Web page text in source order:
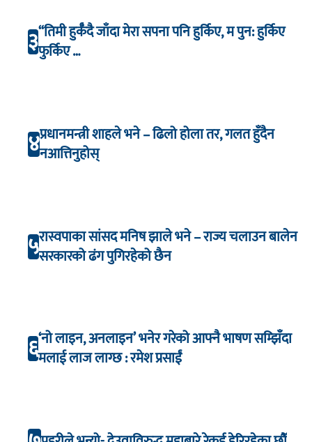
३“तिमी हुर्कँदै जाँदा मेरा सपना पनि हुर्किए, म पुन: हुर्किए
फुर्किए …
४प्रधानमन्त्री शाहले भने – ढिलो होला तर, गलत हुँदैन
नआत्तिनुहोस्
५रास्वपाका सांसद मनिष झाले भने – राज्य चलाउन बालेन
सरकारको ढंग पुगिरहेको छैन
६‘नो लाइन, अनलाइन’ भनेर गरेको आफ्नै भाषण सम्झिँदा
मलाई लाज लाग्छ : रमेश प्रसाईं